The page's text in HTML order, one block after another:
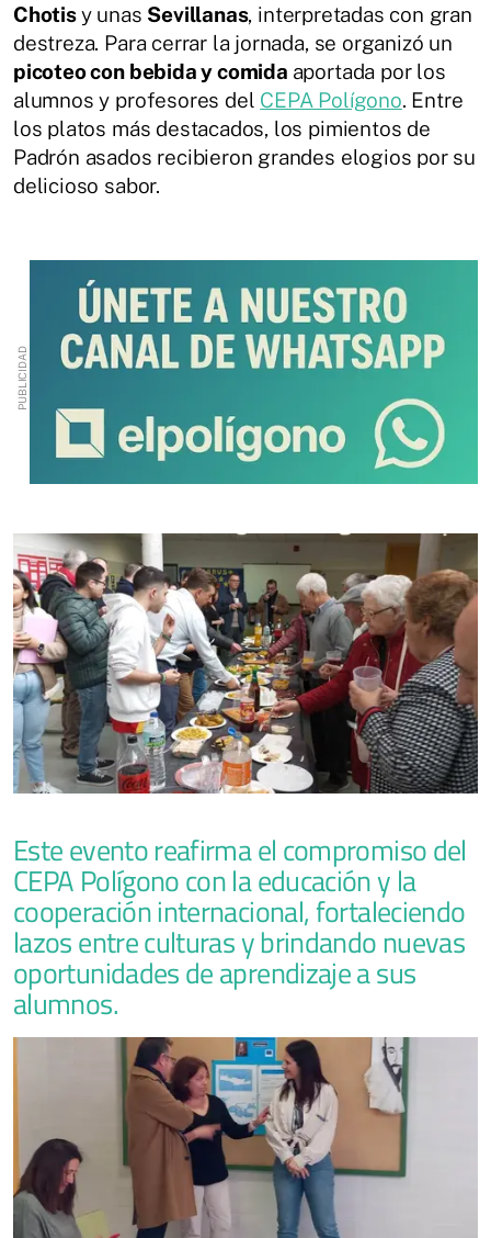
Chotisy unas Sevillanas, interpretadas con gran
destreza. Para cerrar la jornada, se organizó un
picoteo con bebida y comida aportada por los
alumnos y profesores del CEPA Polígono. Entre
los platos más destacados, los pimientos de
Padrón asados recibieron grandes elogios por su
delicioso sabor.
Este evento reafirma el compromiso del
CEPA Polígono con la educación y la
cooperación internacional, fortaleciendo
lazos entre culturas y brindando nuevas
oportunidades de aprendizaje a sus
alumnos.